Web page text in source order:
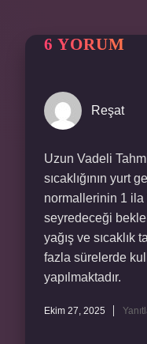
6 YORUM
Reşat
Uzun Vadeli
sıcaklığının yurt
normallerinin 1
seyredeceği
yağış ve sıcaklık
fazla sürelerde
yapılmaktadır.
Ekim 27, 2025